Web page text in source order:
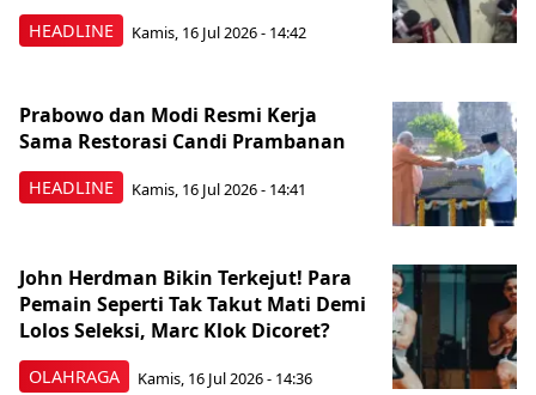
HEADLINE Kamis, 16 Jul 2026 - 14:42
HEADLINE
Prabowo dan Modi Resmi Kerja
Sama Restorasi Candi Prambanan
Kamis, 16 Jul 2026 - 14:41
OLAHRAGA
John Herdman Bikin Terkejut! Para
Pemain Seperti Tak Takut Mati Demi
Lolos Seleksi, Marc Klok Dicoret?
Kamis, 16 Jul 2026 - 14:36